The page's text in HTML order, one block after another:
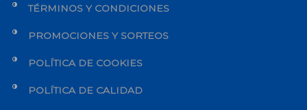
TÉRMINOS Y CONDICIONES
PROMOCIONES Y SORTEOS
POLÍTICA DE COOKIES
POLÍTICA DE CALIDAD